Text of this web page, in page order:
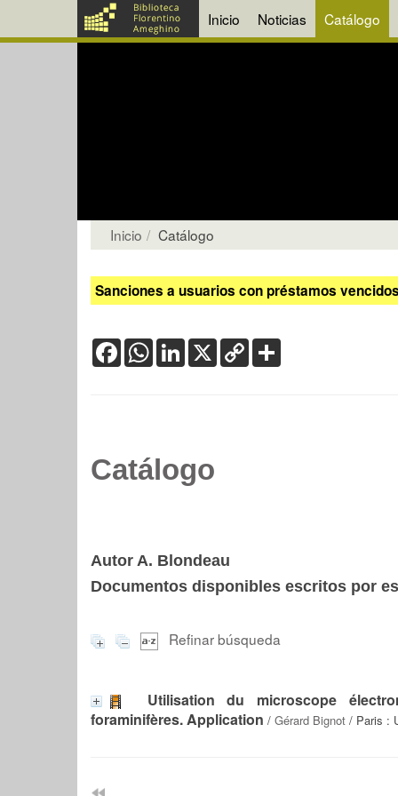
Inicio Noticias Catálogo
Inicio Catálogo
Sanciones a usuarios con préstamos
FacebookWhatsApp
LinkedIn
X Copy
Link
Catálogo
Autor A. Blondeau
Documentos disponibles escritos por
Refinar búsqueda
Utilisation du microscope
foraminifères. Application / Gérard Bignot / Paris :